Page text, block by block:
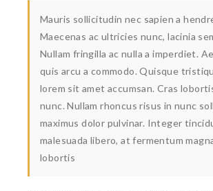
Mauris sollicitudin nec sapien a
Maecenas ac ultricies nunc, lacinia
Nullam fringilla ac nulla a imperdiet.
quis arcu a commodo. Quisque
lorem sit amet accumsan. Cras
nunc. Nullam rhoncus risus in nunc
maximus dolor pulvinar. Integer
malesuada libero, at fermentum
lobortis